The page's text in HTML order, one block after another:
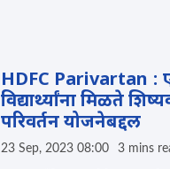
HDFC Parivartan :
विद्यार्थ्यांना मिळते
परिवर्तन योजनेबद्दल
23 Sep, 2023 08:00 3 mins